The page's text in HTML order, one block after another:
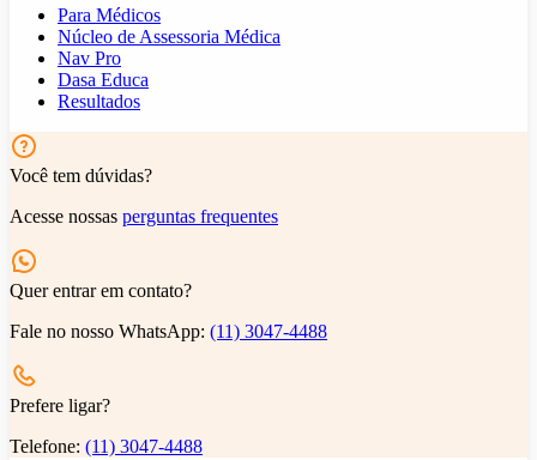
Para Médicos
Núcleo de Assessoria Médica
Nav Pro
Dasa Educa
Resultados
Você tem dúvidas?
Acesse nossas perguntas frequentes
Quer entrar em contato?
Fale no nosso WhatsApp: (11) 3047-4488
Prefere ligar?
Telefone: (11) 3047-4488